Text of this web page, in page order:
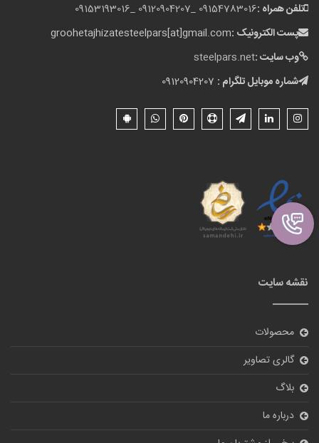
تلفن همراه :09154783016 _
09120904207 _
09153193016
پست الکترونیک :groohetajhizatesteelpars[at]gmail.com
وب سایت :steelpars.net
شماره موبایل تلگرام :
نقشه سایت
محصولات
گالری تصاویر
بلاگ
درباره ما